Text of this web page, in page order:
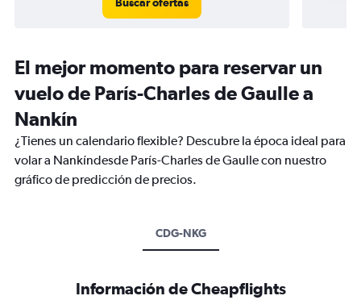
El mejor momento para reservar un
vuelo de París-Charles de Gaulle a
Nankín
¿Tienes un calendario flexible? Descubre la época ideal para
volar a Nankíndesde París-Charles de Gaulle con nuestro
gráfico de predicción de precios.
CDG-NKG
Información de Cheapflights